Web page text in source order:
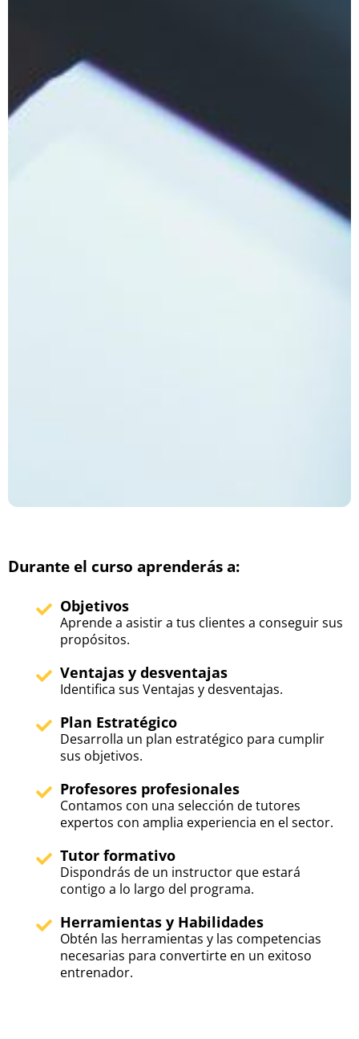
Durante el curso aprenderás a:
Objetivos
Aprende a asistir a tus clientes a conseguir sus
propósitos.
Ventajas y desventajas
Identifica sus Ventajas y desventajas.
Plan Estratégico
Desarrolla un plan estratégico para cumplir
sus objetivos.
Profesores profesionales
Contamos con una selección de tutores
expertos con amplia experiencia en el sector.
Tutor formativo
Dispondrás de un instructor que estará
contigo a lo largo del programa.
Herramientas y Habilidades
Obtén las herramientas y las competencias
necesarias para convertirte en un exitoso
entrenador.